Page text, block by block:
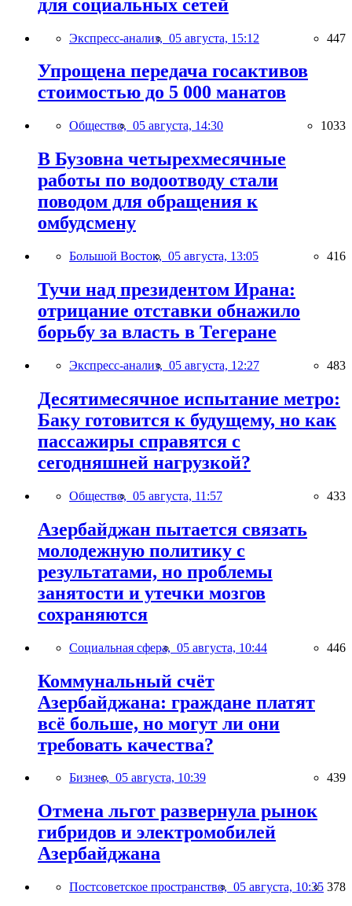
для социальных сетей
Экспресс-анализ, 05 августа, 15:12 447
Упрощена передача госактивов
стоимостью до 5 000 манатов
Общество, 05 августа, 14:30 1033
В Бузовна четырехмесячные
работы по водоотводу стали
поводом для обращения к
омбудсмену
Большой Восток, 05 августа, 13:05 416
Тучи над президентом Ирана:
отрицание отставки обнажило
борьбу за власть в Тегеране
Экспресс-анализ, 05 августа, 12:27 483
Десятимесячное испытание метро:
Баку готовится к будущему, но как
пассажиры справятся с
сегодняшней нагрузкой?
Общество, 05 августа, 11:57 433
Азербайджан пытается связать
молодежную политику с
результатами, но проблемы
занятости и утечки мозгов
сохраняются
Социальная сфера, 05 августа, 10:44 446
Коммунальный счёт
Азербайджана: граждане платят
всё больше, но могут ли они
требовать качества?
Бизнес, 05 августа, 10:39 439
Отмена льгот развернула рынок
гибридов и электромобилей
Азербайджана
Постсоветское пространство, 05 августа, 10:35 378